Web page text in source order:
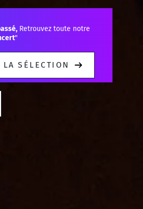
Retrouvez toute notre
"
LA SÉLECTION